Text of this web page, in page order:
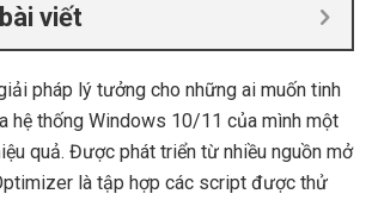
viết
pháp lý tưởng cho những ai muốn tinh
hệ thống Windows 10/11 của mình một
quả. Được phát triển từ nhiều nguồn mở
là tập hợp các script được thử